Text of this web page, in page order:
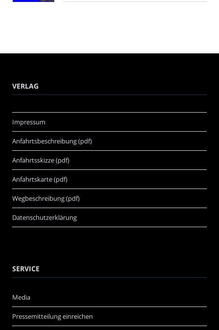
VERLAG
Impressum
Anfahrtsbeschreibung (pdf)
Anfahrtsskizze (pdf)
Anfahrtskarte (pdf)
Wegbeschreibung (pdf)
Datenschutzerklärung
SERVICE
Media
Pressemitteilung einreichen